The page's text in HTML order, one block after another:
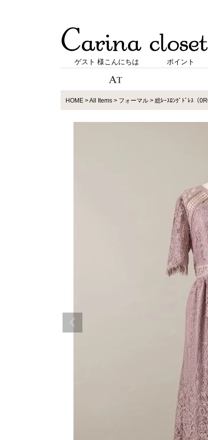
ゲスト 様こんにちは ポイント
HOME All Items フォーマル 総ﾚｰｽﾛﾝｸﾞﾄﾞﾚｽ（